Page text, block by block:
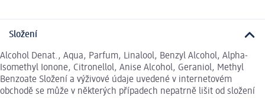
Složení
Alcohol Denat., Aqua, Parfum, Linalool, Benzyl Alcohol, Alpha-
Isomethyl Ionone, Citronellol, Anise Alcohol, Geraniol, Methyl
Benzoate Složení a výživové údaje uvedené v internetovém
obchodě se může v některých případech nepatrně lišit od složení